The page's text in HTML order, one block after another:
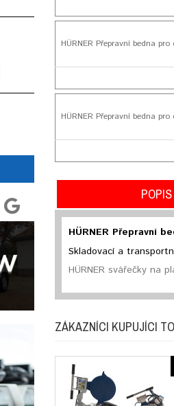
HÜRNER Přepravní bedna
HÜRNER Přepravní bedna pro
POPIS
HÜRNER Přepravní
Skladovací a
HÜRNER svářečky na
ZÁKAZNÍCI KUPUJÍCI